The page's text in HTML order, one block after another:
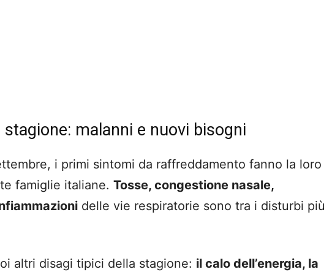
stagione: malanni e nuovi bisogni
i primi sintomi da raffreddamento fanno la loro
famiglie italiane. Tosse, congestione nasale,
delle vie respiratorie sono tra i disturbi più
altri disagi tipici della stagione: il calo dell’energia, la